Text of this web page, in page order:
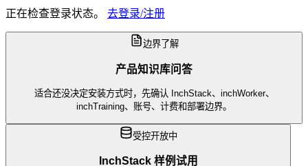
正在检查登录状态。 去登录/注册
边界了解
产品知识库问答
适合还没决定安装方式时，先确认 InchStack、inchWorker、
inchTraining、账号、计费和部署边界。
受控开放中
InchStack 样例试用